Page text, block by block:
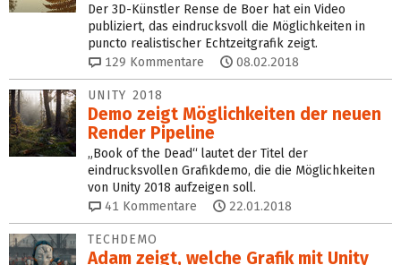
Der 3D-Künstler Rense de Boer hat ein Video
publiziert, das eindrucksvoll die Möglichkeiten in
puncto realistischer Echtzeitgrafik zeigt.
129 Kommentare 08.02.2018
UNITY 2018
Demo zeigt Möglichkeiten der neuen
Render Pipeline
„Book of the Dead“ lautet der Titel der
eindrucksvollen Grafikdemo, die die Möglichkeiten
von Unity 2018 aufzeigen soll.
41 Kommentare 22.01.2018
TECHDEMO
Adam zeigt, welche Grafik mit Unity